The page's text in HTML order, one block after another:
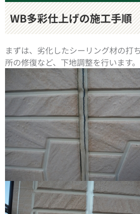
WB多彩仕上げの施工手順
まずは、劣化したシーリング材の打
所の修復など、下地調整を行います。